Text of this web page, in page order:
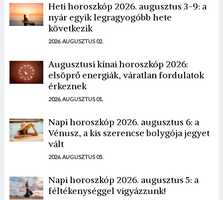
Heti horoszkóp 2026. augusztus 3-9: a
nyár egyik legragyogóbb hete
következik
2026. AUGUSZTUS 02.
Augusztusi kínai horoszkóp 2026:
elsöprő energiák, váratlan fordulatok
érkeznek
2026. AUGUSZTUS 01.
Napi horoszkóp 2026. augusztus 6: a
Vénusz, a kis szerencse bolygója jegyet
vált
2026. AUGUSZTUS 05.
Napi horoszkóp 2026. augusztus 5: a
féltékenységgel vigyázzunk!